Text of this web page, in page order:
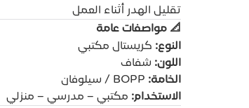
تقليل الهدر أثناء العمل
📐 مواصفات عامة
النوع: كريستال مكتبي
اللون: شفاف
الخامة:
الاستخدام: مكتبي – مدرسي – منزلي